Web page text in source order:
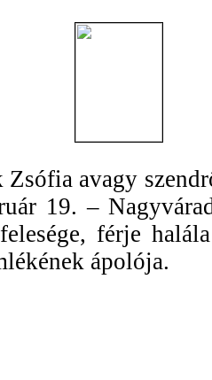
avagy
19. –
férje
ápolója.